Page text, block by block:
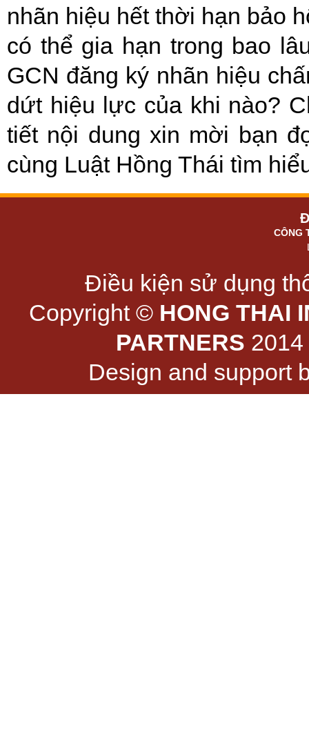
nhãn hiệu hết thời hạn bảo
có thể gia hạn trong bao
GCN đăng ký nhãn hiệu
dứt hiệu lực của khi nào?
tiết nội dung xin mời bạn
cùng Luật Hồng Thái tìm
CÔNG
Điều kiện sử dụng
Copyright © HONG THAI
PARTNERS
Design and support